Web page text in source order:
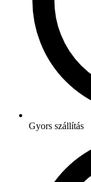
Gyors szállítás